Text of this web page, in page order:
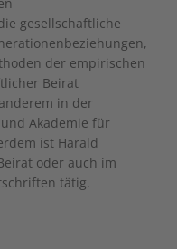
gesellschaftliche
der empirischen
Beirat
in der
Akademie für
ist Harald
oder auch im
tätig.